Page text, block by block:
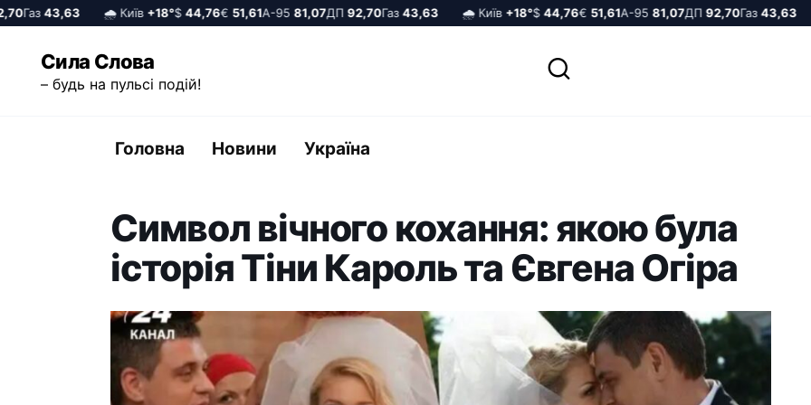
Газ43,63 🌧️ Київ+18°$44,76€51,61А-9581,07ДП92,70Газ43,63 🌧️ Київ+18°$44,76€51,61А-9581,07ДП92,70Газ43,63
вмісту
Сила Слова
– будь на пульсі подій!
Головна Новини Україна
Символ вічного кохання: якою була
історія Тіни Кароль та Євгена Огіра